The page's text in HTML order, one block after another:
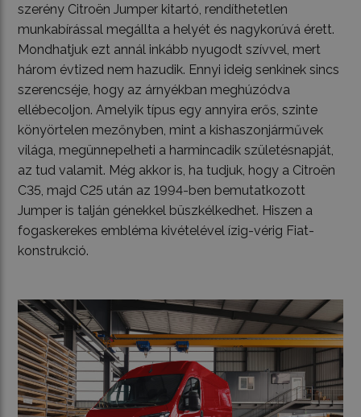
szerény Citroën Jumper kitartó, rendíthetetlen
munkabírással megállta a helyét és nagykorúvá érett.
Mondhatjuk ezt annál inkább nyugodt szívvel, mert
három évtized nem hazudik. Ennyi ideig senkinek sincs
szerencséje, hogy az árnyékban meghúzódva
ellébecoljon. Amelyik típus egy annyira erős, szinte
könyörtelen mezőnyben, mint a kishaszonjárművek
világa, megünnepelheti a harmincadik születésnapját,
az tud valamit. Még akkor is, ha tudjuk, hogy a Citroën
C35, majd C25 után az 1994-ben bemutatkozott
Jumper is talján génekkel büszkélkedhet. Hiszen a
fogaskerekes embléma kivételével ízig-vérig Fiat-
konstrukció.